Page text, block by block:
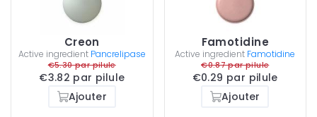
Creon
Active ingredient Pancrelipase
€5.30 par pilule
€3.82 par pilule
Ajouter
Famotidine
Active ingredient Famotidine
€0.87 par pilule
€0.29 par pilule
Ajouter